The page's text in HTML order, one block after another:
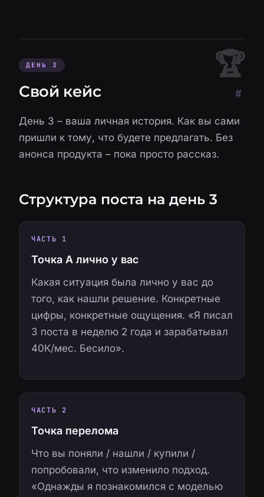
#
ДЕНЬ 3
Свой кейс
День 3 – ваша личная история. Как вы сами
пришли к тому, что будете предлагать. Без
анонса продукта – пока просто рассказ.
Структура поста на день 3
ЧАСТЬ 1
Точка А лично у вас
Какая ситуация была лично у вас до
того, как нашли решение. Конкретные
цифры, конкретные ощущения. «Я писал
3 поста в неделю 2 года и зарабатывал
40К/мес. Бесило».
ЧАСТЬ 2
Точка перелома
Что вы поняли / нашли / купили /
попробовали, что изменило подход.
«Однажды я познакомился с моделью